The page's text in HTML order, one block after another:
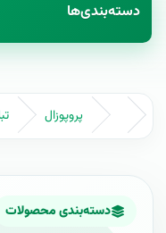
دسته‌بندی‌ها
پروپوزال
دسته‌بندی محصولات